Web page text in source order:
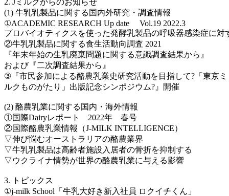
2. Jミルクからのお知らせ
(1) 牛乳乳製品に関する国内外研究・調査情報
①ACADEMIC RESEARCH Up date Vol.19 2022.3
プロバイオティクスを使った発酵乳製品の呼吸器感染症に対
②牛乳乳製品に関する食生活動向調査 2021
『年末年始の生乳廃棄問題に関する意識調査結果から』
および『二次調査結果から』
③『市民参加による酪農乳業史研究活動を目指して?「東京ミ
ルクものがたり」出版記念シンポジウム?』開催
(2) 酪農乳業に関する国内・海外情報
①国際Dairyレポート 2022年 春号
②国際酪農乳業情報（J-MILK INTELLIGENCE）
▽伸び悩むオーストラリアの酪農業界
▽牛乳乳製品は高齢者施設入居者の骨折を抑制する
▽ウクライナ情勢が世界の酪農乳業に与える影響
3. トピックス
①j-milk School「牛乳大好き新入社員 ロクイチくん」